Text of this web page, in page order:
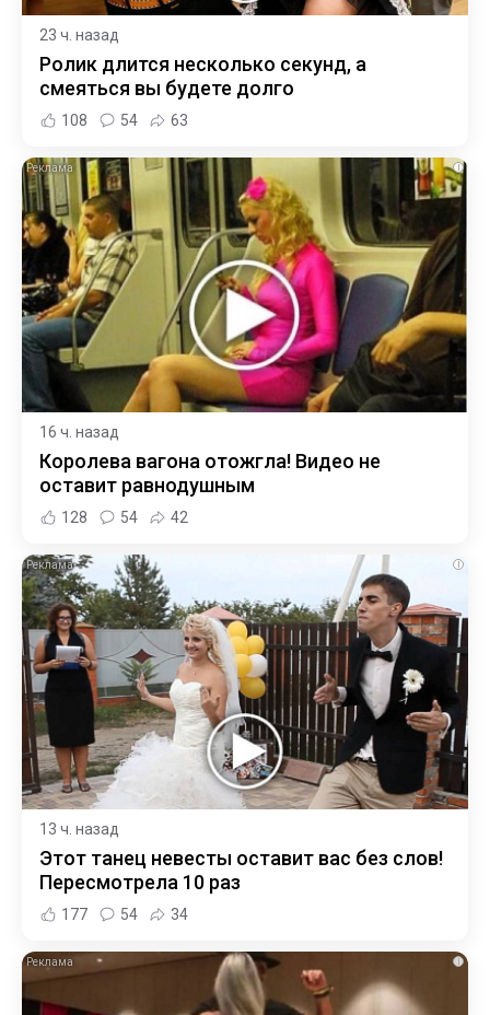
23 ч. назад
Ролик длится несколько секунд, а
смеяться вы будете долго
108 54 63
i
16 ч. назад
Королева вагона отожгла! Видео не
оставит равнодушным
128 54 42
i
13 ч. назад
Этот танец невесты оставит вас без слов!
Пересмотрела 10 раз
177 54 34
i